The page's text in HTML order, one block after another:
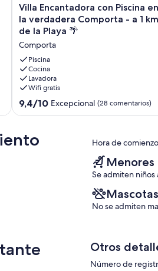
Villa
Encantadora
con
en
la
verdadera
Comporta
-
a
de
la
Villa Encantadora con Piscina en
la verdadera Comporta - a 1 km
de la Playa 🌴
Comporta
Piscina
Cocina
Lavadora
Wifi gratis
9.4
sobre
Excepcional,
(28 comentarios)
9,4/10 Excepcional (28 comentarios)
Hora de
Menores
Se admiten
Mascotas
No se admiten
Otros
Número de